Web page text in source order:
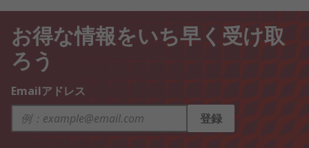
お得な情報をいち早く受け取
ろう
Emailアドレス
登録